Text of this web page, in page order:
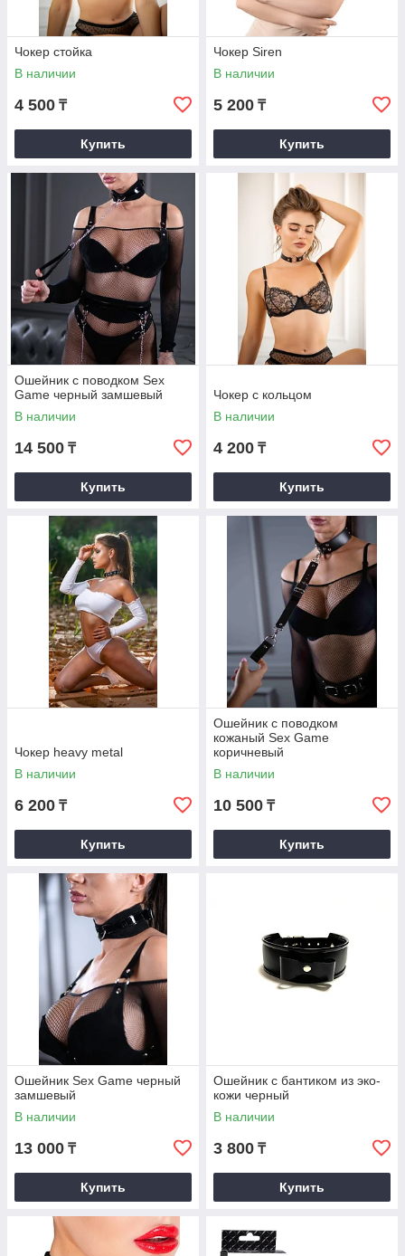
Чокер стойка
В наличии
4 500 ₸
Купить
Чокер Siren
В наличии
5 200 ₸
Купить
Ошейник с поводком Sex
Game черный замшевый
В наличии
14 500 ₸
Купить
Чокер с кольцом
В наличии
4 200 ₸
Купить
Чокер heavy metal
В наличии
6 200 ₸
Купить
Ошейник с поводком
кожаный Sex Game
коричневый
В наличии
10 500 ₸
Купить
Ошейник Sex Game черный
замшевый
В наличии
13 000 ₸
Купить
Ошейник с бантиком из эко-
кожи черный
В наличии
3 800 ₸
Купить